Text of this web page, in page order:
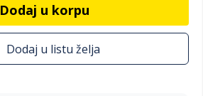
Dodaj u korpu
Dodaj u listu želja